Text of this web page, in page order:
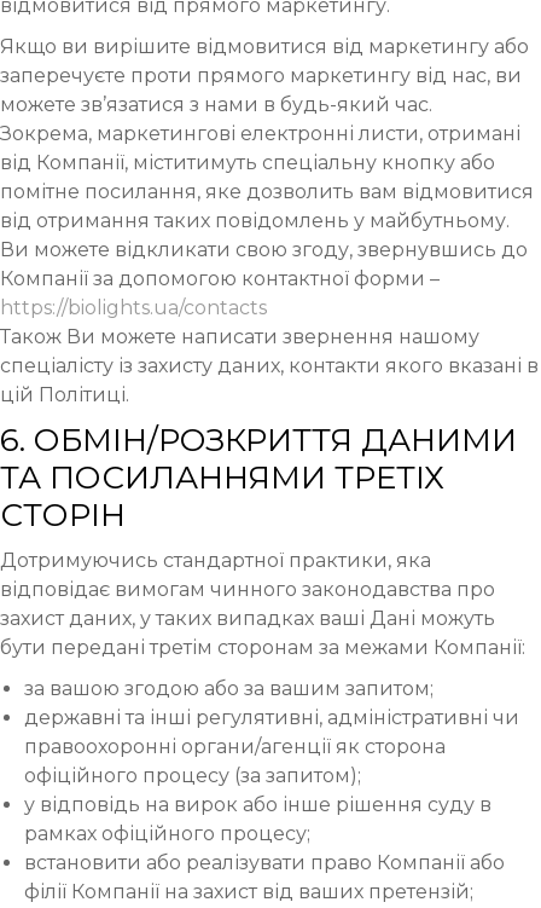
відмовитися від прямого маркетингу.
Якщо ви вирішите відмовитися від маркетингу або
заперечуєте проти прямого маркетингу від нас, ви
можете зв’язатися з нами в будь-який час.
Зокрема, маркетингові електронні листи, отримані
від Компанії, міститимуть спеціальну кнопку або
помітне посилання, яке дозволить вам відмовитися
від отримання таких повідомлень у майбутньому.
Ви можете відкликати свою згоду, звернувшись до
Компанії за допомогою контактної форми –
https://biolights.ua/contacts
Також Ви можете написати звернення нашому
спеціалісту із захисту даних, контакти якого вказані в
цій Політиці.
6. ОБМІН/РОЗКРИТТЯ ДАНИМИ
ТА ПОСИЛАННЯМИ ТРЕТІХ
СТОРІН
Дотримуючись стандартної практики, яка
відповідає вимогам чинного законодавства про
захист даних, у таких випадках ваші Дані можуть
бути передані третім сторонам за межами Компанії:
за вашою згодою або за вашим запитом;
державні та інші регулятивні, адміністративні чи
правоохоронні органи/агенції як сторона
офіційного процесу (за запитом);
у відповідь на вирок або інше рішення суду в
рамках офіційного процесу;
встановити або реалізувати право Компанії або
філії Компанії на захист від ваших претензій;